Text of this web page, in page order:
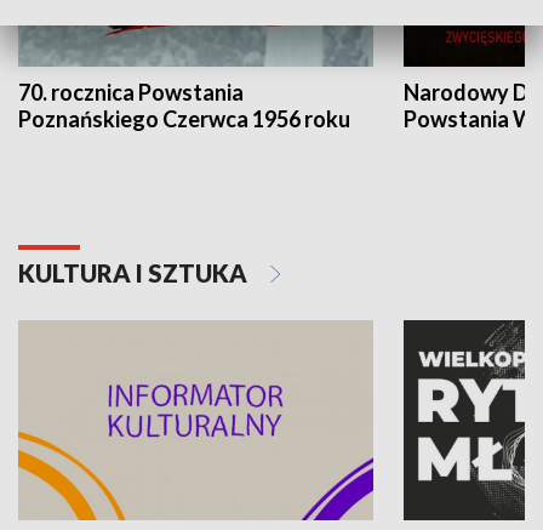
70. rocznica Powstania
Poznańskiego Czerwca 1956 roku
Narodowy
Powstania
KULTURA I SZTUKA